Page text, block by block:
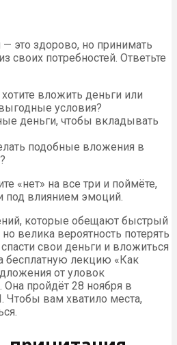
это здорово, но принимать
своих потребностей. Ответьте
вложить деньги или
условия?
деньги, чтобы вкладывать
подобные вложения в
«нет» на все три и поймёте,
под влиянием эмоций.
которые обещают быстрый
велика вероятность потерять
свои деньги и вложиться
бесплатную лекцию «Как
от уловок
пройдёт 28 ноября в
Чтобы вам хватило места,